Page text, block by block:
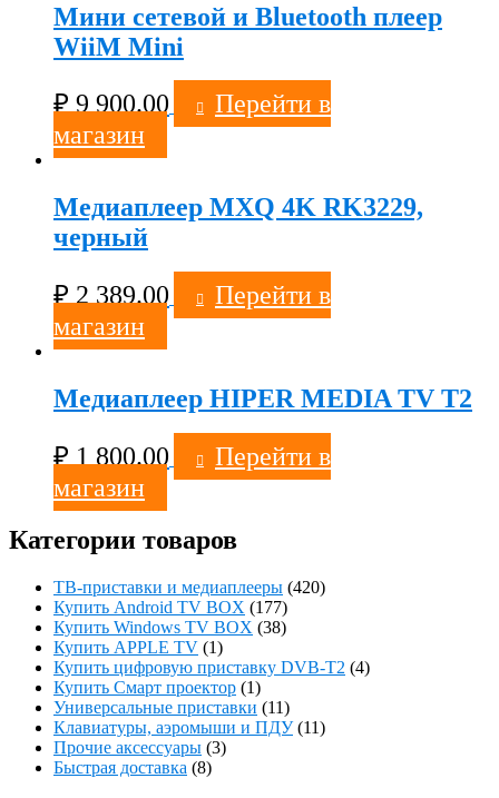
Мини сетевой и Bluetooth плеер
WiiM Mini
₽9 900.00
Перейти в
магазин
Медиаплеер MXQ 4K RK3229,
черный
₽2 389.00
Перейти в
магазин
Медиаплеер HIPER MEDIA TV T2
₽ 1 800.00
Перейти в
магазин
Категории товаров
ТВ-приставки и медиаплееры (420)
Купить Android TV BOX (177)
Купить Windows TV BOX (38)
Купить APPLE TV (1)
Купить цифровую приставку DVB-T2 (4)
Купить Смарт проектор (1)
Универсальные приставки (11)
Клавиатуры, аэромыши и ПДУ (11)
Прочие аксессуары (3)
Быстрая доставка (8)